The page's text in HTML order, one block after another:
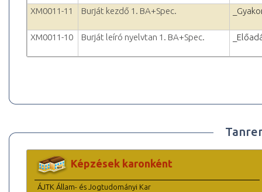
XM0011-11 Burját kezdő 1. BA+Spec.
XM0011-10 Burját leíró nyelvtan 1. BA+Spec.
Képzések karonként
ÁJTK Állam- és Jogtudományi Kar